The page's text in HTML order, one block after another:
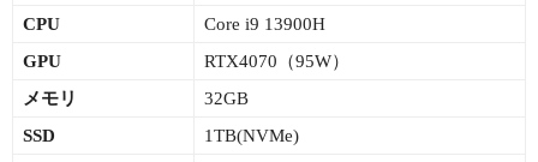
CPU
Core i9 13900H
GPU
RTX4070（95W）
メモリ
32GB
SSD
1TB(NVMe)